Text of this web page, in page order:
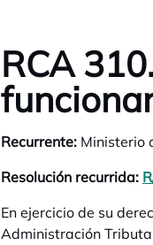
RCA
Recurrente: Ministerio
Resolución recurrida:
En ejercicio de su
Administración